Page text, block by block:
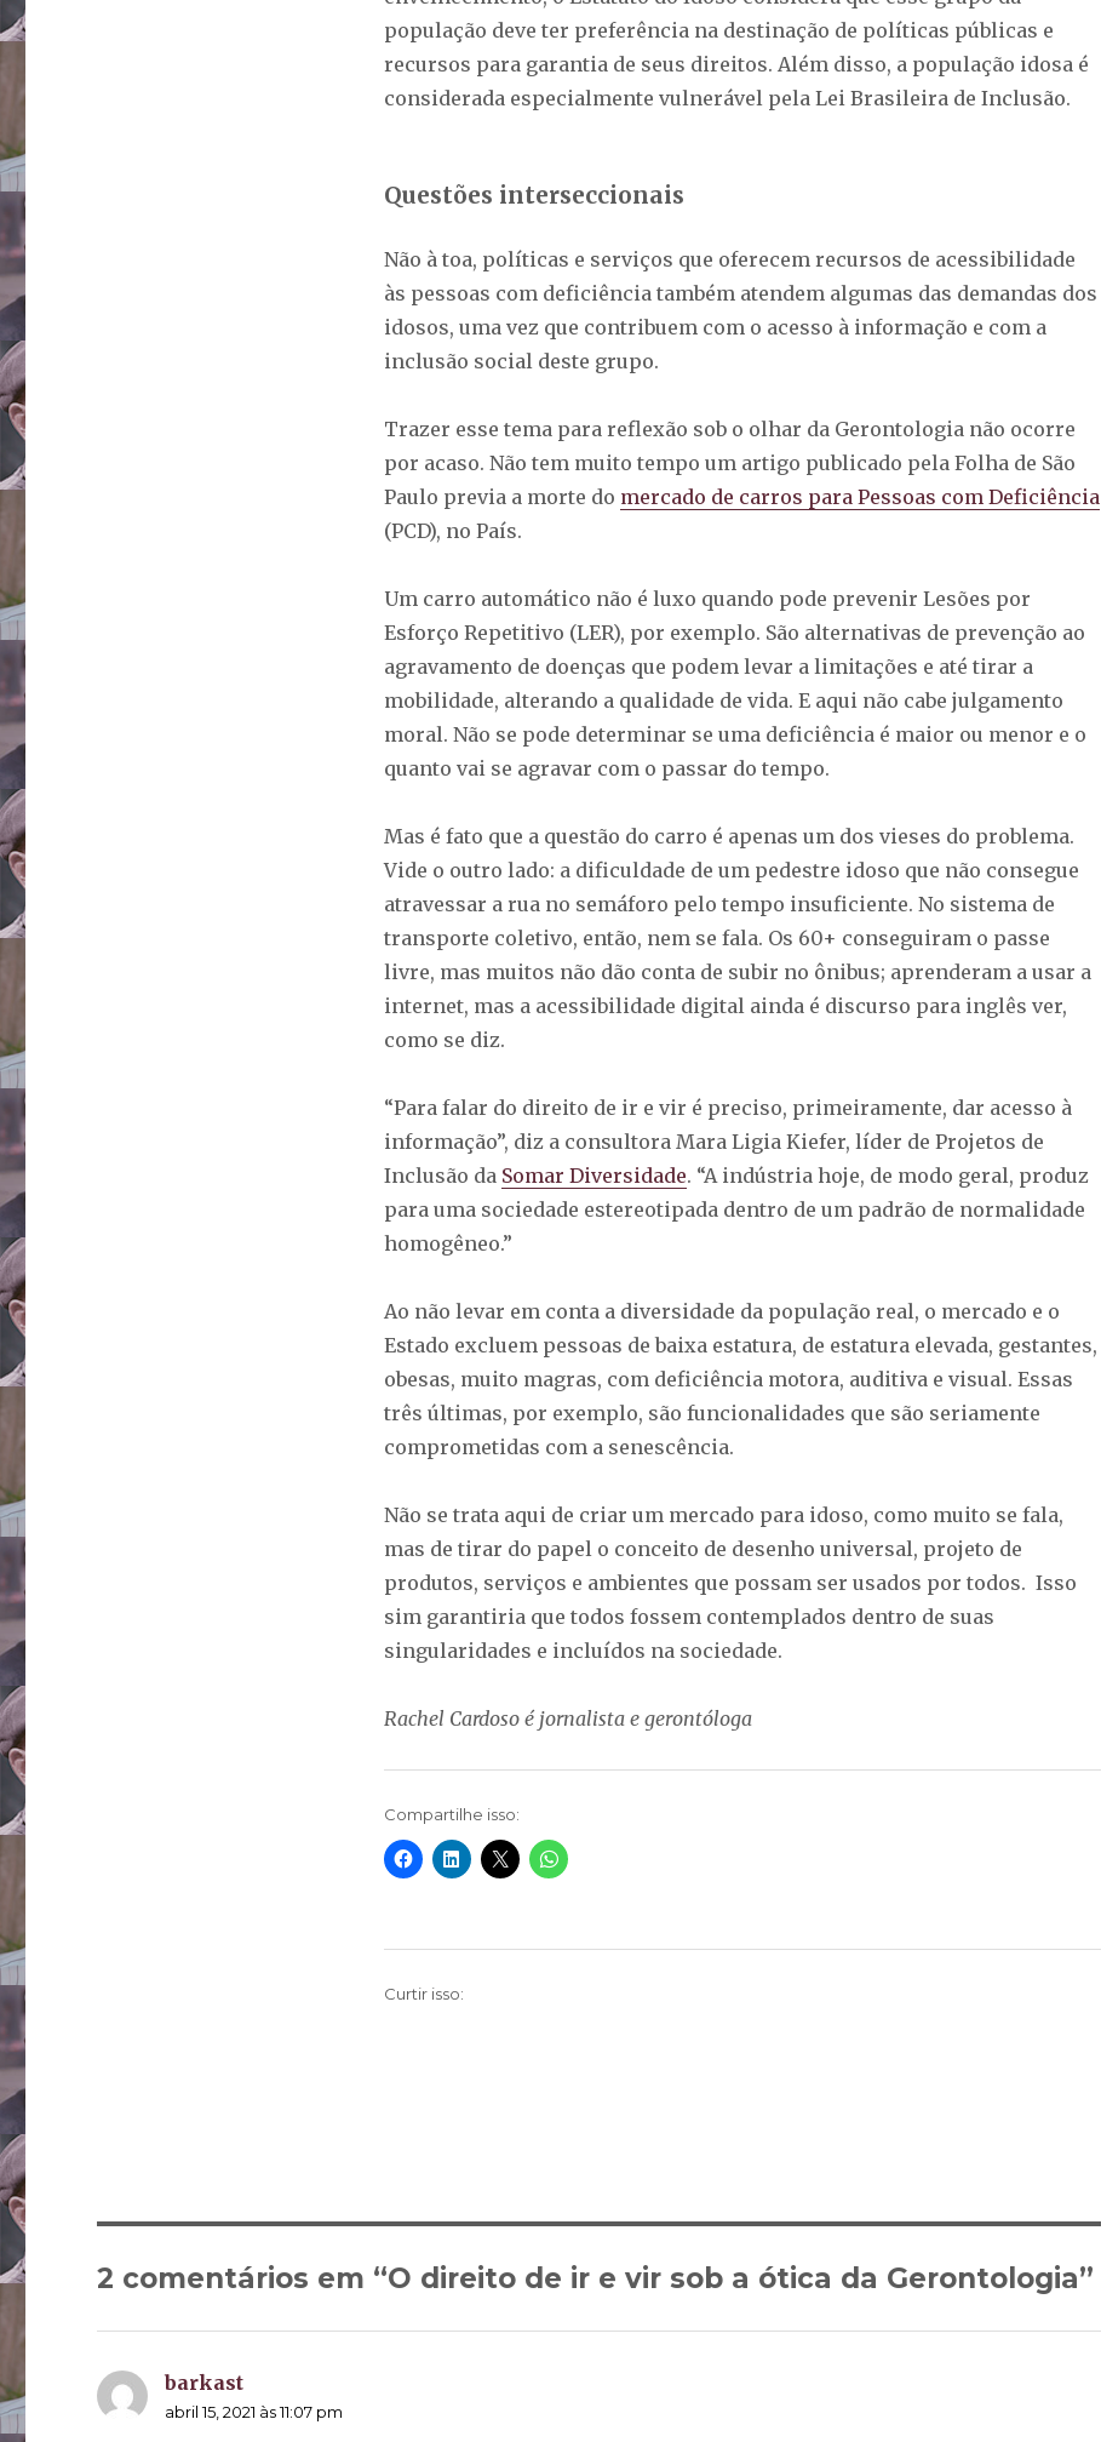
população deve ter preferência na destinação de políticas públicas e
recursos para garantia de seus direitos. Além disso, a população idosa é
considerada especialmente vulnerável pela Lei Brasileira de Inclusão.
Questões interseccionais
Não à toa, políticas e serviços que oferecem recursos de acessibilidade
às pessoas com deficiência também atendem algumas das demandas dos
idosos, uma vez que contribuem com o acesso à informação e com a
inclusão social deste grupo.
Trazer esse tema para reflexão sob o olhar da Gerontologia não ocorre
por acaso. Não tem muito tempo um artigo publicado pela Folha de São
Paulo previa a morte do mercado de carros para Pessoas com Deficiência
(PCD), no País.
Um carro automático não é luxo quando pode prevenir Lesões por
Esforço Repetitivo (LER), por exemplo. São alternativas de prevenção ao
agravamento de doenças que podem levar a limitações e até tirar a
mobilidade, alterando a qualidade de vida. E aqui não cabe julgamento
moral. Não se pode determinar se uma deficiência é maior ou menor e o
quanto vai se agravar com o passar do tempo.
Mas é fato que a questão do carro é apenas um dos vieses do problema.
Vide o outro lado: a dificuldade de um pedestre idoso que não consegue
atravessar a rua no semáforo pelo tempo insuficiente. No sistema de
transporte coletivo, então, nem se fala. Os 60+ conseguiram o passe
livre, mas muitos não dão conta de subir no ônibus; aprenderam a usar a
internet, mas a acessibilidade digital ainda é discurso para inglês ver,
como se diz.
“Para falar do direito de ir e vir é preciso, primeiramente, dar acesso à
informação”, diz a consultora Mara Ligia Kiefer, líder de Projetos de
Inclusão da Somar Diversidade. “A indústria hoje, de modo geral, produz
para uma sociedade estereotipada dentro de um padrão de normalidade
homogêneo.”
Ao não levar em conta a diversidade da população real, o mercado e o
Estado excluem pessoas de baixa estatura, de estatura elevada, gestantes,
obesas, muito magras, com deficiência motora, auditiva e visual. Essas
três últimas, por exemplo, são funcionalidades que são seriamente
comprometidas com a senescência.
Não se trata aqui de criar um mercado para idoso, como muito se fala,
mas de tirar do papel o conceito de desenho universal, projeto de
produtos, serviços e ambientes que possam ser usados por todos. Isso
sim garantiria que todos fossem contemplados dentro de suas
singularidades e incluídos na sociedade.
Rachel Cardoso é jornalista e gerontóloga
Compartilhe isso:
Curtir isso:
2 comentários em “O direito de ir e vir sob a ótica da Gerontologia”
barkast
abril 15, 2021 às 11:07 pm